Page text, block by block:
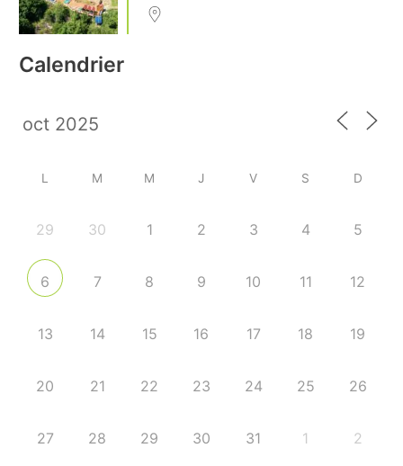
Calendrier
L M M J V S D
29 30 1 2 3 4 5
6 7 8 9 10 11 12
13 14 15 16 17 18 19
20 21 22 23 24 25 26
27 28 29 30 31 1 2